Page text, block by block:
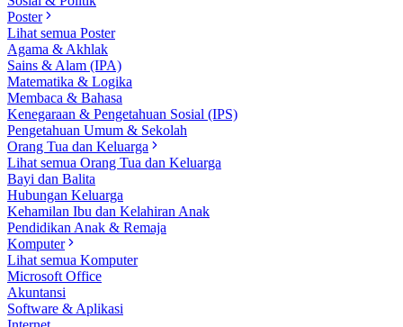
Poster
Lihat semua Poster
Agama & Akhlak
Sains & Alam (IPA)
Matematika & Logika
Membaca & Bahasa
Kenegaraan & Pengetahuan Sosial (IPS)
Pengetahuan Umum & Sekolah
Orang Tua dan Keluarga
Lihat semua Orang Tua dan Keluarga
Bayi dan Balita
Hubungan Keluarga
Kehamilan Ibu dan Kelahiran Anak
Pendidikan Anak & Remaja
Komputer
Lihat semua Komputer
Microsoft Office
Akuntansi
Software & Aplikasi